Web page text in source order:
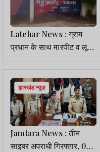
Latehar News : ग्राम
प्रधान के साथ मारपीट व लूट
मामले में 11 पर FIR
झारखंड न्यूज़
Jamtara News : तीन
साइबर अपराधी गिरफ्तार, 09